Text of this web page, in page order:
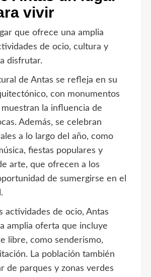
vivir
que ofrece una amplia
de ocio, cultura y
disfrutar.
de Antas se refleja en su
con monumentos
la influencia de
Además, se celebran
a lo largo del año, como
fiestas populares y
arte, que ofrecen a los
de sumergirse en el
actividades de ocio, Antas
amplia oferta que incluye
libre, como senderismo,
La población también
de parques y zonas verdes